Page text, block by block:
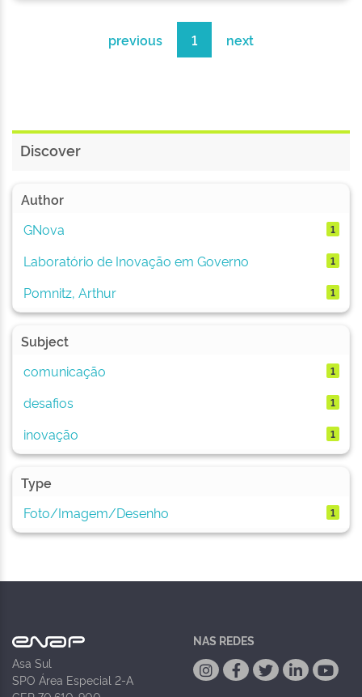
previous 1 next
Discover
Author
GNova
1
Laboratório de Inovação em Governo 1
Pomnitz, Arthur 1
Subject
comunicação
1
desafios 1
inovação 1
Type
Foto/Imagem/Desenho
1
Asa Sul
SPO Área Especial 2-A
NAS REDES